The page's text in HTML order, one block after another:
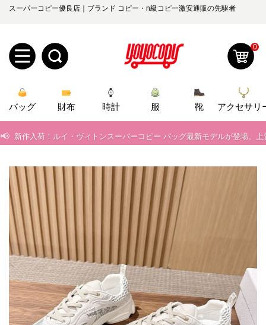
スーパーコピー優良店｜ブランド コピー・n級コピー激安通販の先駆者
規
ユ
ザ
ー
登
録
ロ
グ
ン
オ
ダ
ー
管
知
ら
せ
yoyocopys@gmail.com
2026人気特集
バッグ
財布
時計
服
ズボン
衣装セット
靴
住まい用品
アクセサリー
ベルト
スカーフ
アイフォーンケ
ース
小物
0
バッグ 財布 時計 服 靴 アクセサリ
当店は正真正銘のn級スーパーコピーのみ取扱い。最高品質の再現度を
2026春の新作続々更新中！期間中のご注文でお得な割引をご利用いただ
📢 新作入荷！ルイ・ヴィトンスーパーコピー バッグ最新モデルが登場。
📢 当店は正真正銘のn級スーパーコピーのみ取扱い。最高品質の再現度を
📢 2026春の新作続々更新中！期間中のご注文でお得な割引をご利用いただ
📢 新作入荷！ルイ・ヴィトンスーパーコピー バッグ最新モデルが登場。